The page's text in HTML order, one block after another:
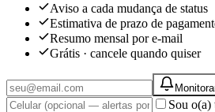
Aviso a cada mudança de status
Estimativa de prazo de
Resumo mensal por e-mail
Grátis · cancele quando quiser
Sou